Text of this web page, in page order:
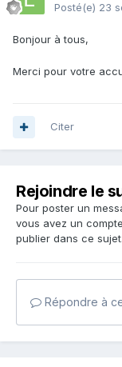
Posté(e) 23
Bonjour à tous,
Merci pour votre
Citer
Rejoindre le
Pour poster un
vous avez un
publier dans ce sujet.
Répondre à